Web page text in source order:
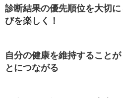
診断結果の優先順位を大切
びを楽しく！
自分の健康を維持すること
とにつながる